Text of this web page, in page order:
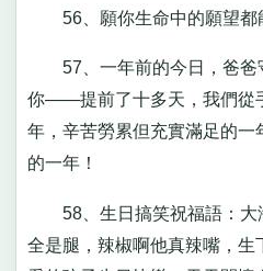
56、願你生命中的願望都
57、一年前的今日，爸爸
你——提前了十多天，我們從
年，辛苦勞累但充實滿足的一
的一年！
58、生日搞笑祝福語：大
全是腿，辣椒啊他真辣嘴，生